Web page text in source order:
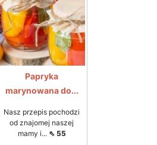
Papryka
marynowana do...
Nasz przepis pochodzi
od znajomej naszej
mamy i... ⇖ 55